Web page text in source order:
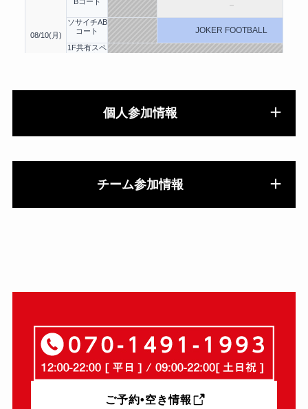
個人参加情報
チーム参加情報
ご予約•空き情報